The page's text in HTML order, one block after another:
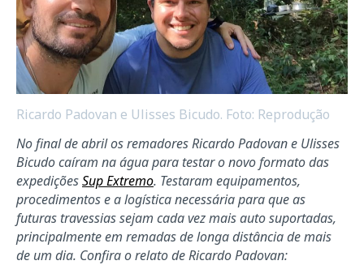
Ricardo Padovan e Ulisses Bicudo. Foto: Reprodução
No final de abril os remadores Ricardo Padovan e Ulisses
Bicudo caíram na água para testar o novo formato das
expediçõesSup Extremo. Testaram equipamentos,
procedimentos e a logística necessária para que as
futuras travessias sejam cada vez mais auto suportadas,
principalmente em remadas de longa distância de mais
de um dia. Confira o relato de Ricardo Padovan: